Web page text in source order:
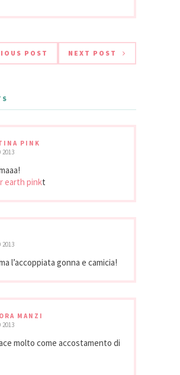
POST NEXT POST
PINK
2013
earth pinkt
2013
l’accoppiata gonna e camicia!
MANZI
2013
molto come accostamento di